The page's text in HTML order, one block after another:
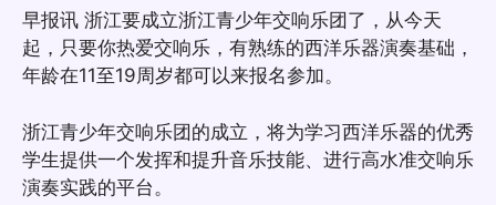
早报讯 浙江要成立浙江青少年交响乐团了，从今天
起，只要你热爱交响乐，有熟练的西洋乐器演奏基础，
年龄在11至19周岁都可以来报名参加。
浙江青少年交响乐团的成立，将为学习西洋乐器的优秀
学生提供一个发挥和提升音乐技能、进行高水准交响乐
演奏实践的平台。